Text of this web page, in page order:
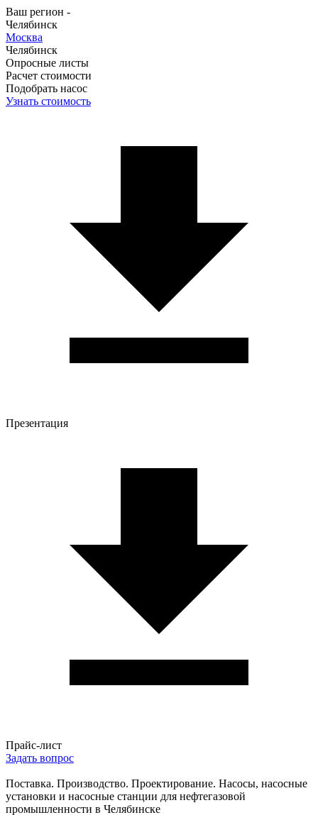
Ваш регион -
Челябинск
Москва
Челябинск
Опросные листы
Расчет стоимости
Подобрать насос
Узнать стоимость
Презентация
Прайс-лист
Задать вопрос
Поставка. Производство. Проектирование. Насосы, насосные
установки и насосные станции для нефтегазовой
промышленности в Челябинске